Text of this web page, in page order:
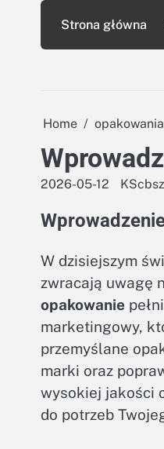
content
Strona główna
Home
2026-05-12
W dzisiejszym
zwracają uwagę
opakowanie
marketingowy,
przemyślane
marki oraz
wysokiej jakości
do potrzeb